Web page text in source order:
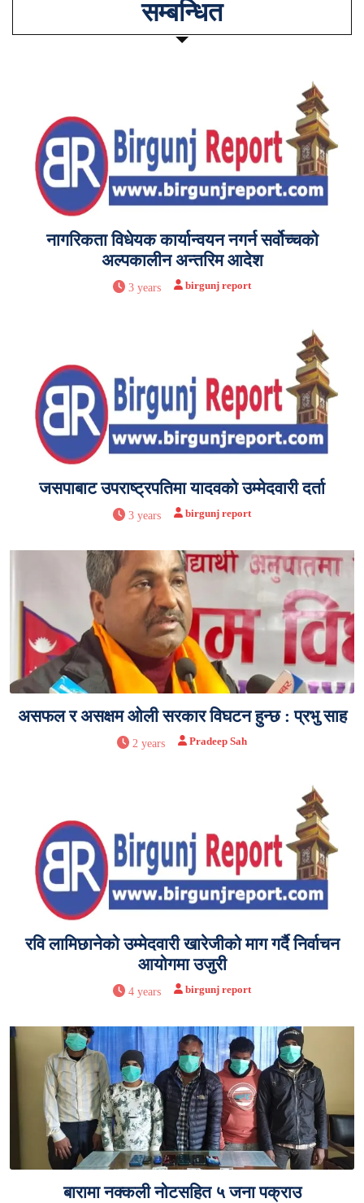
सम्बन्धित
नागरिकता विधेयक कार्यान्वयन नगर्न सर्वोच्चको
अल्पकालीन अन्तरिम आदेश
3 years birgunj report
जसपाबाट उपराष्ट्रपतिमा यादवको उम्मेदवारी दर्ता
3 years birgunj report
असफल र असक्षम ओली सरकार विघटन हुन्छ : प्रभु साह
2 years Pradeep Sah
रवि लामिछानेको उम्मेदवारी खारेजीको माग गर्दै निर्वाचन
आयोगमा उजुरी
4 years birgunj report
बारामा नक्कली नोटसहित ५ जना पक्राउ